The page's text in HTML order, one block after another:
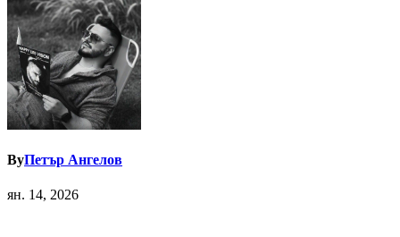
ByПетър Ангелов
ян. 14, 2026